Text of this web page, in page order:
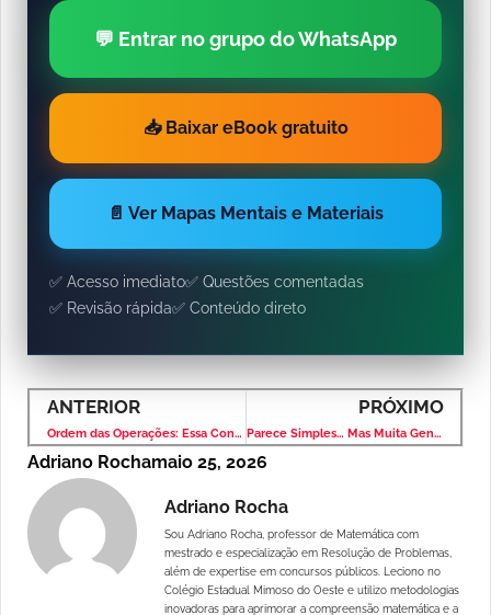
💬 Entrar no grupo do WhatsApp
📥 Baixar eBook gratuito
📄 Ver Mapas Mentais e Materiais
✅ Acesso imediato✅ Questões comentadas
✅ Revisão rápida✅ Conteúdo direto
ANTERIOR
Ordem das Operações: Essa Conta Simples Engana Muita Gente
PRÓXIMO
Parece Simples… Mas Muita Gente Erra Essa Soma
Adriano Rochamaio 25, 2026
Adriano Rocha
Sou Adriano Rocha, professor de Matemática com
mestrado e especialização em Resolução de Problemas,
além de expertise em concursos públicos. Leciono no
Colégio Estadual Mimoso do Oeste e utilizo metodologias
inovadoras para aprimorar a compreensão matemática e a